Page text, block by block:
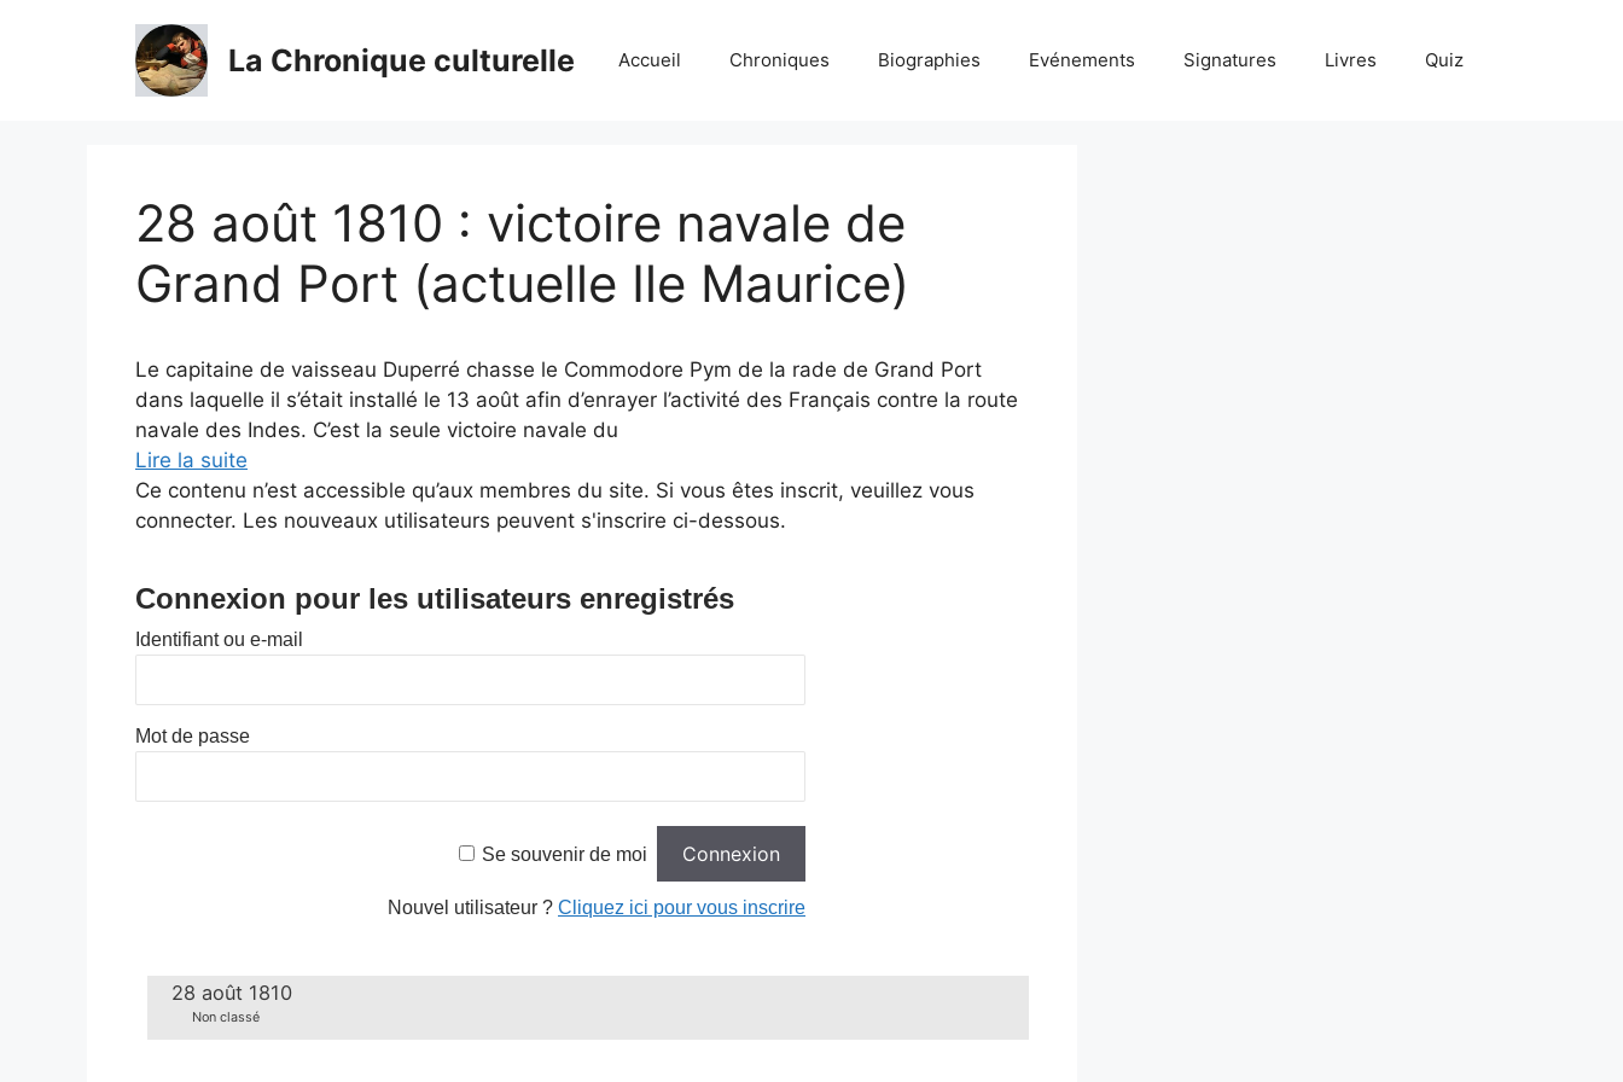
La Chronique culturelle Accueil Chroniques Biographies Evénements Signatures Livres Quiz
28 août 1810 : victoire navale de
Grand Port (actuelle Ile Maurice)
Le capitaine de vaisseau Duperré chasse le Commodore Pym de la rade de Grand Port
dans laquelle il s’était installé le 13 août afin d’enrayer l’activité des Français contre la route
navale des Indes. C’est la seule victoire navale du
Lire la suite
Ce contenu n’est accessible qu’aux membres du site. Si vous êtes inscrit, veuillez vous
connecter. Les nouveaux utilisateurs peuvent s'inscrire ci-dessous.
Connexion pour les utilisateurs enregistrés
Identifiant ou e-mail
Mot de passe
Se souvenir de moi
Nouvel utilisateur ? Cliquez ici pour vous inscrire
28 août 1810
Non classé